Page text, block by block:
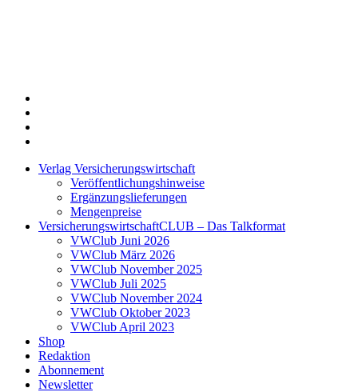
Verlag Versicherungswirtschaft
Veröffentlichungshinweise
Ergänzungslieferungen
Mengenpreise
VersicherungswirtschaftCLUB – Das Talkformat
VWClub Juni 2026
VWClub März 2026
VWClub November 2025
VWClub Juli 2025
VWClub November 2024
VWClub Oktober 2023
VWClub April 2023
Shop
Redaktion
Abonnement
Newsletter